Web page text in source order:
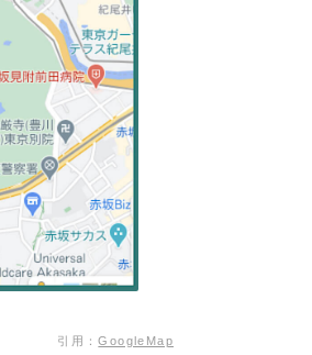
引用：GoogleMap